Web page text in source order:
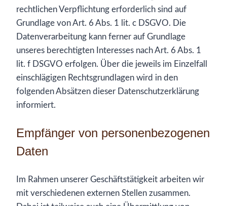
rechtlichen Verpflichtung erforderlich sind auf
Grundlage von Art. 6 Abs. 1 lit. c DSGVO. Die
Datenverarbeitung kann ferner auf Grundlage
unseres berechtigten Interesses nach Art. 6 Abs. 1
lit. f DSGVO erfolgen. Über die jeweils im Einzelfall
einschlägigen Rechtsgrundlagen wird in den
folgenden Absätzen dieser Datenschutzerklärung
informiert.
Empfänger von personenbezogenen
Daten
Im Rahmen unserer Geschäftstätigkeit arbeiten wir
mit verschiedenen externen Stellen zusammen.